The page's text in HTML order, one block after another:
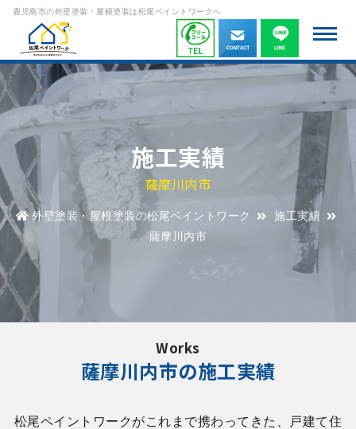
鹿児島市の外壁塗装・屋根塗装は松尾ペイントワークへ
施工実績
薩摩川内市
外壁塗装・屋根塗装の松尾ペイントワーク
施工実績
薩摩川内市
Works
薩摩川内市の施工実績
松尾ペイントワークがこれまで携わってきた、戸建て住